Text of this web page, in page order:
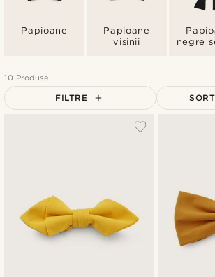
Papioane
Papioane
visinii
negre
10 Produse
FILTRE